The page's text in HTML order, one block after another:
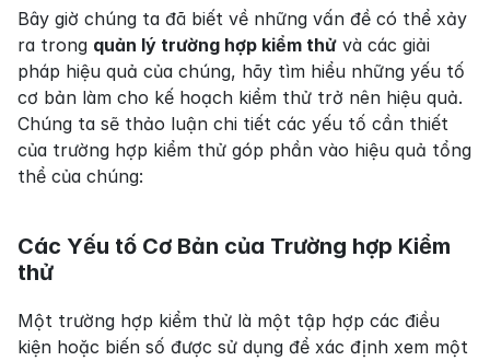
Bây giờ chúng ta đã biết về những vấn đề có thể xảy
ra trong quản lý trường hợp kiểm thử và các giải
pháp hiệu quả của chúng, hãy tìm hiểu những yếu tố
cơ bản làm cho kế hoạch kiểm thử trở nên hiệu quả.
Chúng ta sẽ thảo luận chi tiết các yếu tố cần thiết
của trường hợp kiểm thử góp phần vào hiệu quả tổng
thể của chúng:
Các Yếu tố Cơ Bản của Trường hợp Kiểm
thử
Một trường hợp kiểm thử là một tập hợp các điều
kiện hoặc biến số được sử dụng để xác định xem một